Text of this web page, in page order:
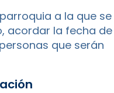
a la que se
acordar la fecha de
que serán